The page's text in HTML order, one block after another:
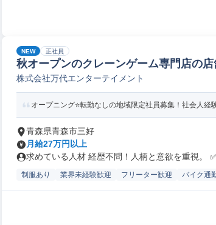
NEW 正社員
秋オープンのクレーンゲーム専門店の
株式会社万代エンターテイメント
オープニング⭐転勤なしの地域限定社員募集！社会人経
青森県青森市三好
月給27万円以上
求めている人材 経歴不問！人柄と意欲を重視
制服あり 業界未経験歓迎 フリーター歓迎 バイク通